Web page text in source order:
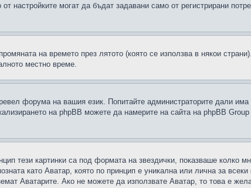
могат да бъдат задавани само от регистрирани
на времето през лятото (която се използва в някои
местно време.
форума на вашия език. Попитайте администраторите дали
на phpBB можете да намерите на сайта на phpBB
тези картинки са под формата на звездички, показваше колко
като Аватар, която по принцип е уникална или лична за
Аватарите. Ако не можете да използвате Аватар, то това е